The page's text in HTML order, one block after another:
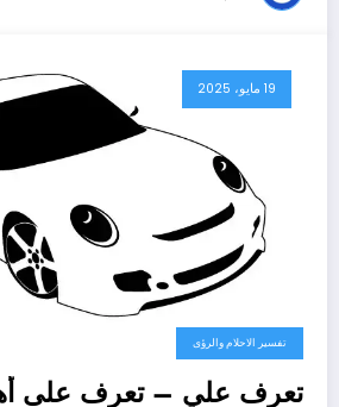
19 مايو، 2025
تفسير الاحلام والرؤى